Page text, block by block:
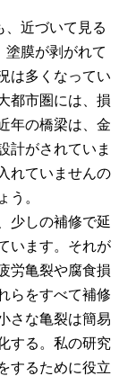
、近づいて見る
塗膜が剥がれて
は多くなってい
都市圏には、損
年の橋梁は、金
計がされていま
れていませんの
う。
少しの補修で延
います。それが
労亀裂や腐食損
らをすべて補修
さな亀裂は簡易
する。私の研究
するために役立